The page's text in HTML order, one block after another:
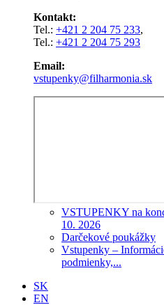
Kontakt:
Tel.: +421 2 204 75 233,
Tel.: +421 2 204 75 293
Email:
vstupenky@filharmonia.sk
VSTUPENKY na
10. 2026
Darčekové poukážky
Vstupenky –
podmienky,...
SK
EN